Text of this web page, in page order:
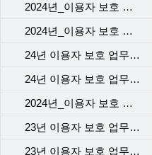
2024년_이용자 보호 업무 교육 2차_개통센터
2024년_이용자 보호 업무 교육 2차_고객센터
24년 이용자 보호 업무 교육 1차 _개통센터
24년 이용자 보호 업무 교육 1차 _본사
2024년_이용자 보호 업무 교육 1차_고객센터
23년 이용자 보호 업무 교육_1차_고객센터
23년 이용자 보호 업무 교육_2차_고객센터